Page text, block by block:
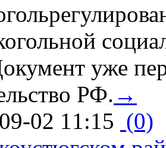
уже
РФ. →
02 11:15 (0)